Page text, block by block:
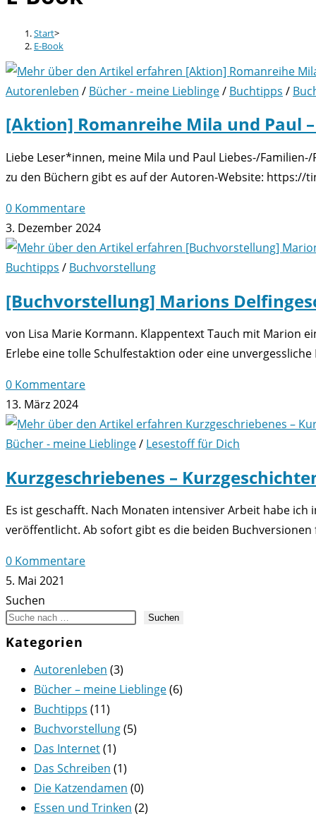
Start>
E-Book
Autorenleben / Bücher - meine Lieblinge/ Buchtipps /
[Aktion] Romanreihe Mila und Paul
Liebe Leser*innen, meine Mila und Paul Liebes-/
zu den Büchern gibt es auf der Autoren-Website: https://
0 Kommentare
3. Dezember 2024
Buchtipps / Buchvorstellung
[Buchvorstellung] Marions
von Lisa Marie Kormann. Klappentext Tauch mit Marion
Erlebe eine tolle Schulfestaktion oder eine
0 Kommentare
13. März 2024
Bücher - meine Lieblinge/ Lesestoff für Dich
Kurzgeschriebenes –
Es ist geschafft. Nach Monaten intensiver Arbeit habe
veröffentlicht. Ab sofort gibt es die beiden
0 Kommentare
5. Mai 2021
Suchen
Suchen
Kategorien
Autorenleben (3)
Bücher – meine Lieblinge(6)
Buchtipps (11)
Buchvorstellung(5)
Das Internet(1)
Das Schreiben (1)
Die Katzendamen (0)
Essen und Trinken (2)